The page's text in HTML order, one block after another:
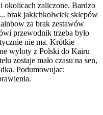
okolicach zaliczone. Bardzo
brak jakichkolwiek sklepów
za brak zestawów
przewodnik trzeba było
nie ma. Krótkie
wyloty z Polski do Kairu
zostaje mało czasu na sen,
Podumowujac: